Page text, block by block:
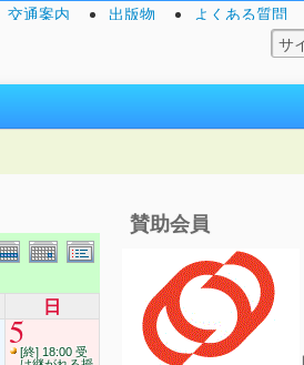
交通案内 出版物 よくある質問
日
5[終] 18:00 受
賛助会員